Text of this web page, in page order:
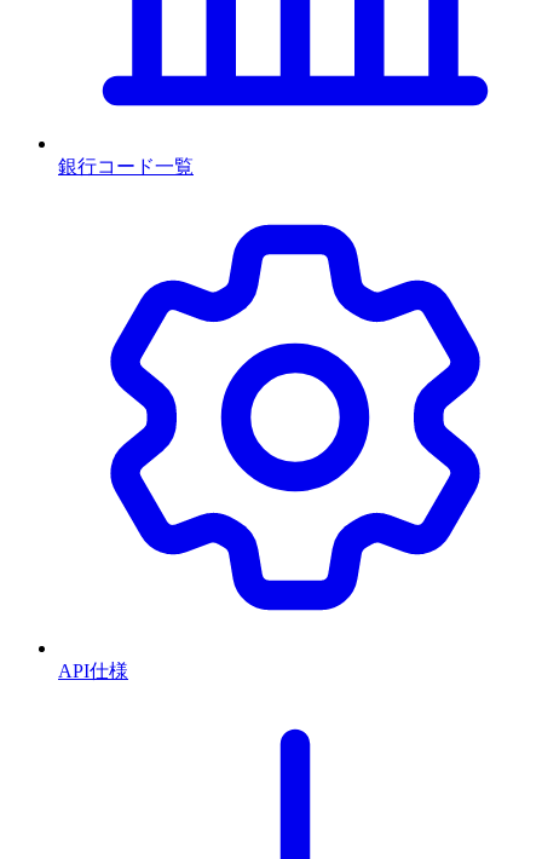
銀行コード一覧
API仕様